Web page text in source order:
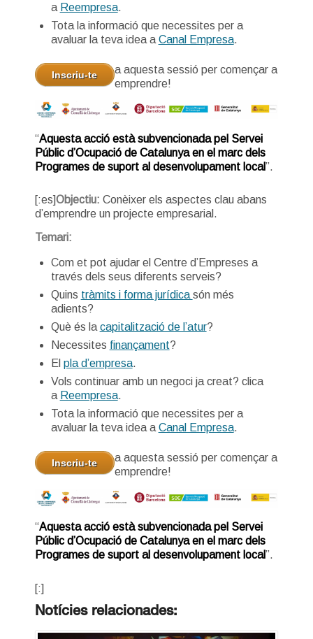
a Reempresa.
Tota la informació que necessites per a
avaluar la teva idea a Canal Empresa.
Inscriu-te
a aquesta sessió per començar a
emprendre!
“Aquesta acció està subvencionada pel Servei
Públic d’Ocupació de Catalunya en el marc dels
Programes de suport al desenvolupament local”.
[:es]Objectiu: Conèixer els aspectes clau abans
d’emprendre un projecte empresarial.
Temari:
Com et pot ajudar el Centre d’Empreses a
través dels seus diferents serveis?
Quins tràmits i forma jurídica són més
adients?
Què és la capitalització de l’atur?
Necessites finançament?
El pla d’empresa.
Vols continuar amb un negoci ja creat? clica
a Reempresa.
Tota la informació que necessites per a
avaluar la teva idea a Canal Empresa.
Inscriu-te
a aquesta sessió per començar a
emprendre!
“Aquesta acció està subvencionada pel Servei
Públic d’Ocupació de Catalunya en el marc dels
Programes de suport al desenvolupament local”.
[:]
Notícies relacionades: